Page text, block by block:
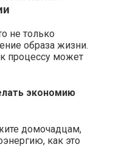
не только
образа жизни.
процессу может
экономию
домочадцам,
как это